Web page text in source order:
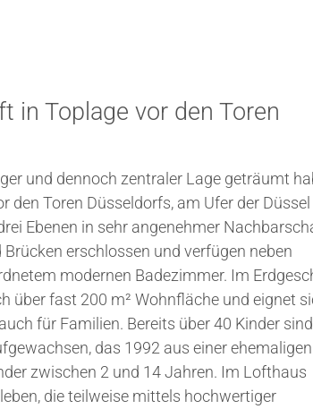
in Toplage vor den Toren
und dennoch zentraler Lage geträumt
Toren Düsseldorfs, am Ufer der Düssel
Ebenen in sehr angenehmer
erschlossen und verfügen neben
modernen Badezimmer. Im
über fast 200 m² Wohnfläche und eignet
für Familien. Bereits über 40 Kinder
das 1992 aus einer ehemaligen
zwischen 2 und 14 Jahren. Im Lofthaus
die teilweise mittels hochwertiger